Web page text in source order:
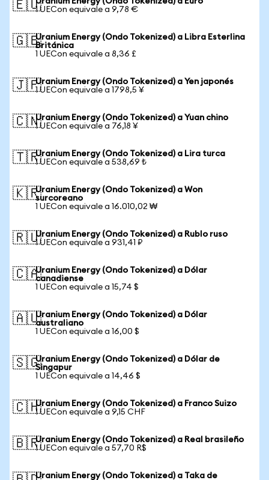
🇪🇺1 UECon equivale a 9,78 €
🇬🇧Uranium Energy (Ondo Tokenized) a Libra Esterlina
Británica
1 UECon equivale a 8,36 £
🇯🇵Uranium Energy (Ondo Tokenized) a Yen japonés
1 UECon equivale a 1798,5 ¥
🇨🇳Uranium Energy (Ondo Tokenized) a Yuan chino
1 UECon equivale a 76,18 ¥
🇹🇷Uranium Energy (Ondo Tokenized) a Lira turca
1 UECon equivale a 538,69 ₺
🇰🇷Uranium Energy (Ondo Tokenized) a Won
surcoreano
1 UECon equivale a 16.010,02 ₩
🇷🇺Uranium Energy (Ondo Tokenized) a Rublo ruso
1 UECon equivale a 931,41 ₽
🇨🇦Uranium Energy (Ondo Tokenized) a Dólar
canadiense
1 UECon equivale a 15,74 $
🇦🇺Uranium Energy (Ondo Tokenized) a Dólar
australiano
1 UECon equivale a 16,00 $
🇸🇬Uranium Energy (Ondo Tokenized) a Dólar de
Singapur
1 UECon equivale a 14,46 $
🇨🇭Uranium Energy (Ondo Tokenized) a Franco Suizo
1 UECon equivale a 9,15 CHF
🇧🇷Uranium Energy (Ondo Tokenized) a Real brasileño
1 UECon equivale a 57,70 R$
Uranium Energy (Ondo Tokenized) a Taka de